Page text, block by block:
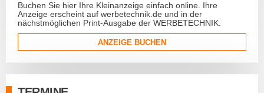
Buchen Sie hier Ihre Kleinanzeige einfach online. Ihre
Anzeige erscheint auf werbetechnik.de und in der
nächstmöglichen Print-Ausgabe der WERBETECHNIK.
ANZEIGE BUCHEN